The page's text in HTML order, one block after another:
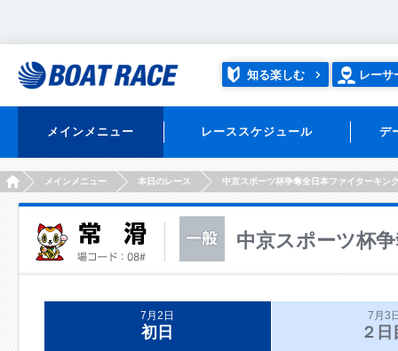
知る楽しむ レーサ
メインメニュー レーススケジュール デ
HOMEメインメニュー 本日のレース 中京スポーツ杯争奪全日本ファイターキン
中京スポーツ杯
7月2日
初日
7月3
２日